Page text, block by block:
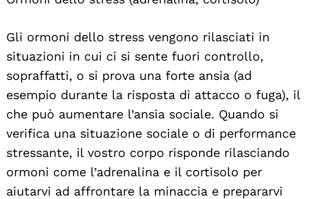
Gli ormoni dello stress vengono rilasciati in
situazioni in cui ci si sente fuori controllo,
sopraffatti, o si prova una forte ansia (ad
esempio durante la risposta di attacco o fuga), il
che può aumentare l’ansia sociale. Quando si
verifica una situazione sociale o di performance
stressante, il vostro corpo risponde rilasciando
ormoni come l’adrenalina e il cortisolo per
aiutarvi ad affrontare la minaccia e prepararvi